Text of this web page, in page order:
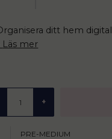
ditt hem
Läs mer
+
PRE-MEDIUM